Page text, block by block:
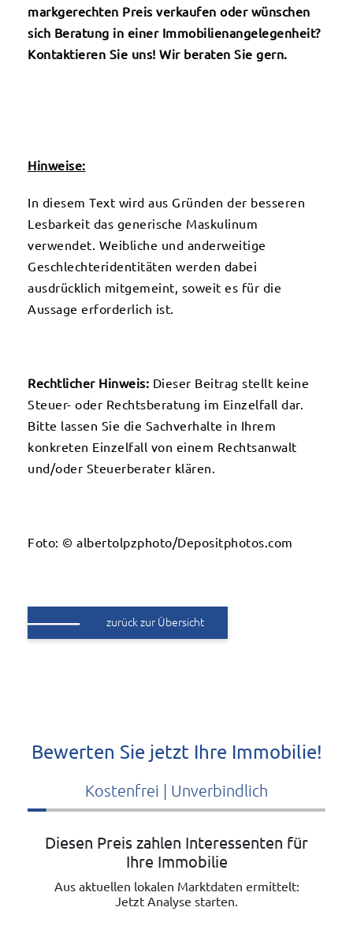
markgerechten Preis verkaufen oder wünschen
sich Beratung in einer Immobilienangelegenheit?
Kontaktieren Sie uns! Wir beraten Sie gern.
Hinweise:
In diesem Text wird aus Gründen der besseren
Lesbarkeit das generische Maskulinum
verwendet. Weibliche und anderweitige
Geschlechteridentitäten werden dabei
ausdrücklich mitgemeint, soweit es für die
Aussage erforderlich ist.
Rechtlicher Hinweis: Dieser Beitrag stellt keine
Steuer- oder Rechtsberatung im Einzelfall dar.
Bitte lassen Sie die Sachverhalte in Ihrem
konkreten Einzelfall von einem Rechtsanwalt
und/oder Steuerberater klären.
Foto: © albertolpzphoto/Depositphotos.com
zurück zur Übersicht
Bewerten Sie jetzt Ihre Immobilie!
Kostenfrei | Unverbindlich
Diesen Preis zahlen Interessenten für
Ihre Immobilie
Aus aktuellen lokalen Marktdaten ermittelt:
Jetzt Analyse starten.